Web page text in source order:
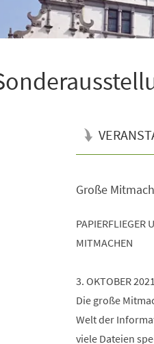
Große
PAPIERFLIEGER
MITMACHEN
3. OKTOBER
Die große
Welt der
viele Dateien